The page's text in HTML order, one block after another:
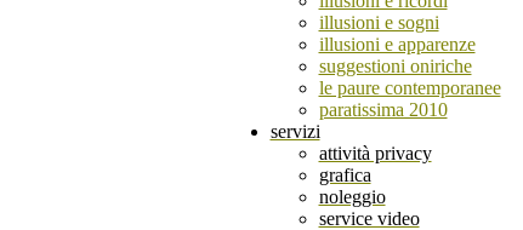
illusioni e sogni
illusioni e apparenze
suggestioni oniriche
le paure contemporanee
paratissima 2010
servizi
attività privacy
grafica
noleggio
service video